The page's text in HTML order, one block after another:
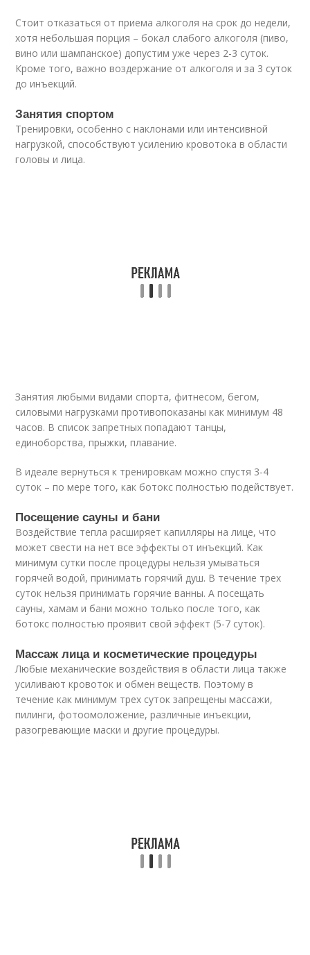
Стоит отказаться от приема алкоголя на срок до недели,
хотя небольшая порция – бокал слабого алкоголя (пиво,
вино или шампанское) допустим уже через 2-3 суток.
Кроме того, важно воздержание от алкоголя и за 3 суток
до инъекций.
Занятия спортом
Тренировки, особенно с наклонами или интенсивной
нагрузкой, способствуют усилению кровотока в области
головы и лица.
Занятия любыми видами спорта, фитнесом, бегом,
силовыми нагрузками противопоказаны как минимум 48
часов. В список запретных попадают танцы,
единоборства, прыжки, плавание.
В идеале вернуться к тренировкам можно спустя 3-4
суток – по мере того, как ботокс полностью подействует.
Посещение сауны и бани
Воздействие тепла расширяет капилляры на лице, что
может свести на нет все эффекты от инъекций. Как
минимум сутки после процедуры нельзя умываться
горячей водой, принимать горячий душ. В течение трех
суток нельзя принимать горячие ванны. А посещать
сауны, хамам и бани можно только после того, как
ботокс полностью проявит свой эффект (5-7 суток).
Массаж лица и косметические процедуры
Любые механические воздействия в области лица также
усиливают кровоток и обмен веществ. Поэтому в
течение как минимум трех суток запрещены массажи,
пилинги, фотоомоложение, различные инъекции,
разогревающие маски и другие процедуры.